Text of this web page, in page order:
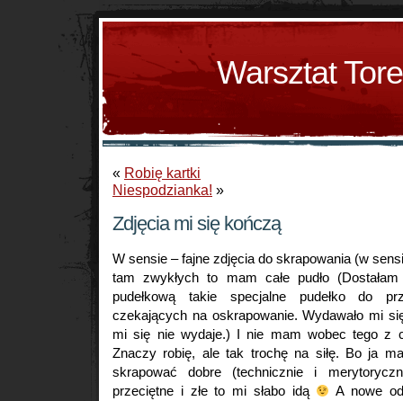
Warsztat
« Robię kartki
Niespodzianka! »
Zdjęcia mi się kończą
W sensie – fajne zdjęcia do skrapowania (w
tam zwykłych to mam całe pudło
pudełkową takie specjalne pudełko do
czekających na oskrapowanie. Wydawało mi
mi się nie wydaje.) I nie mam wobec tego z
Znaczy robię, ale tak trochę na siłę. Bo ja
skrapować dobre (technicznie i
przeciętne i złe to mi słabo idą
A nowe